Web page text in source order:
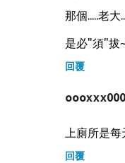
那個.....老大
是必"須"拔
回覆
oooxxx000
上廁所是
回覆